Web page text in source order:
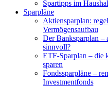
Spartipps im
Sparpläne
Aktiensparplan:
Vermögensaufbau
Der Banksparplan –
sinnvoll?
ETF-Sparplan – die
sparen
Fondssparpläne –
Investmentfonds